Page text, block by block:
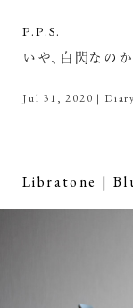
P.P.S.
いや、白閃なのか
Jul 31, 2020 | Diary
Libratone |